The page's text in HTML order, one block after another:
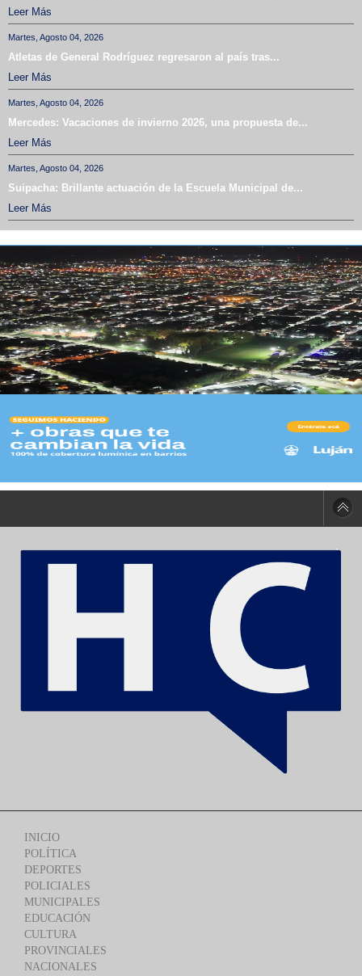
Leer Más
Martes, Agosto 04, 2026
Atletas de General Rodríguez regresaron al país tras...
Leer Más
Martes, Agosto 04, 2026
Mercedes: Vacaciones de invierno 2026, una propuesta de...
Leer Más
Martes, Agosto 04, 2026
Suipacha: Brillante actuación de la Escuela Municipal de...
Leer Más
INICIO
POLÍTICA
DEPORTES
POLICIALES
MUNICIPALES
EDUCACIÓN
CULTURA
PROVINCIALES
NACIONALES